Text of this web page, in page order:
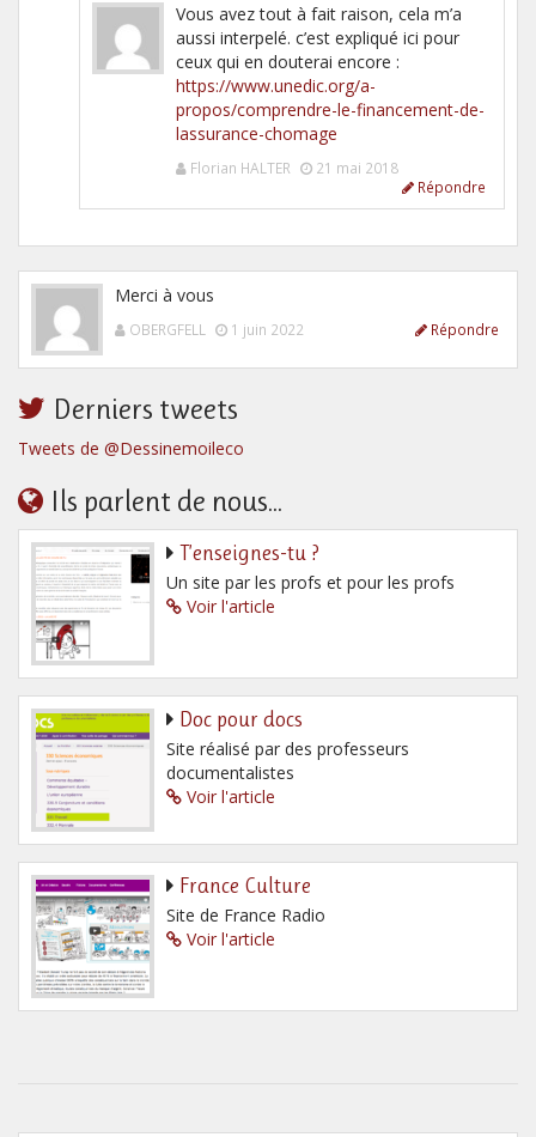
Vous avez tout à fait raison, cela m’a
aussi interpelé. c’est expliqué ici pour
ceux qui en douterai encore :
https://www.unedic.org/a-
propos/comprendre-le-financement-de-
lassurance-chomage
Florian HALTER
21 mai 2018
Répondre
Merci à vous
OBERGFELL 1 juin 2022 Répondre
Derniers tweets
Tweets de @Dessinemoileco
Ils parlent de nous...
T’enseignes-tu ?
Un site par les profs et pour les profs
Voir l'article
Doc pour docs
Site réalisé par des professeurs
documentalistes
Voir l'article
France Culture
Site de France Radio
Voir l'article